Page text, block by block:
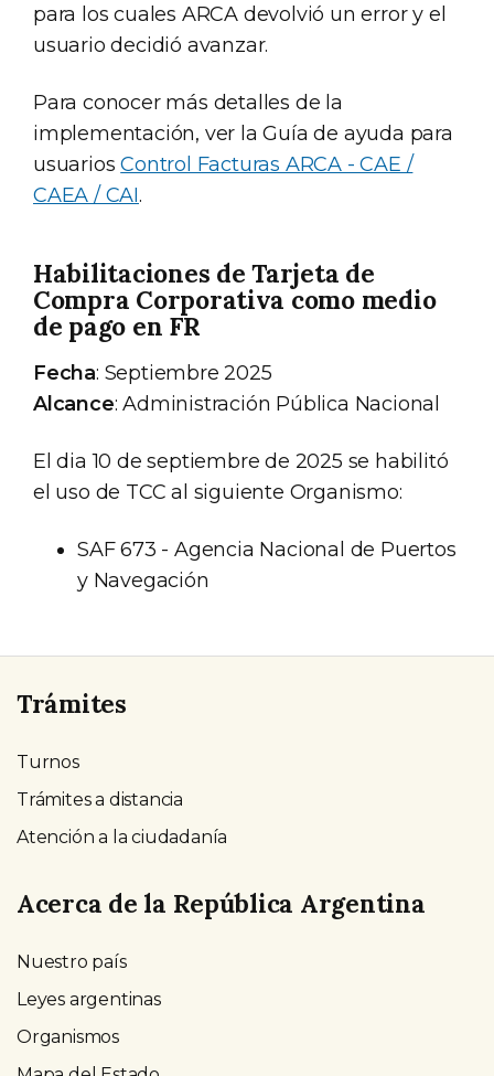
para los cuales ARCA devolvió un error y el
usuario decidió avanzar.
Para conocer más detalles de la
implementación, ver la Guía de ayuda para
usuariosControl Facturas ARCA - CAE /
CAEA / CAI.
Habilitaciones de Tarjeta de
Compra Corporativa como medio
de pago en FR
Fecha: Septiembre 2025
Alcance: Administración Pública Nacional
El dia 10 de septiembre de 2025 se habilitó
el uso de TCC al siguiente Organismo:
SAF 673 - Agencia Nacional de Puertos
y Navegación
Trámites
Turnos
Trámites a distancia
Atención a la ciudadanía
Acerca de la República Argentina
Nuestro país
Leyes argentinas
Organismos